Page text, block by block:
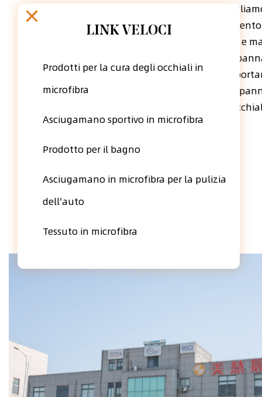
quindi ogni salvietta dura a lungo.
Nota: non lavare il panno
antiappannamento nella busta originale e
La confezione include: 1 salvietta
dimensione moderata che ti consente di
Pulizia senza graffi: questo panno
e può rimuovere la nebbia bianca dagli
LINK VELOCI
Prodotti per la cura degli occhiali in
microfibra
Asciugamano sportivo in microfibra
Prodotto per il bagno
Asciugamano in microfibra per la pulizia
dell'auto
Tessuto in microfibra